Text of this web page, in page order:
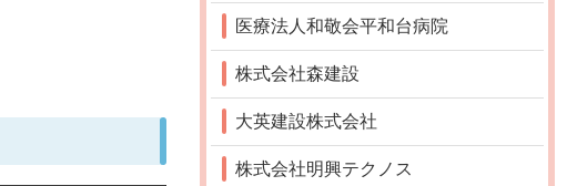
医療法人和敬会平和台病院
株式会社森建設
大英建設株式会社
株式会社明興テクノス